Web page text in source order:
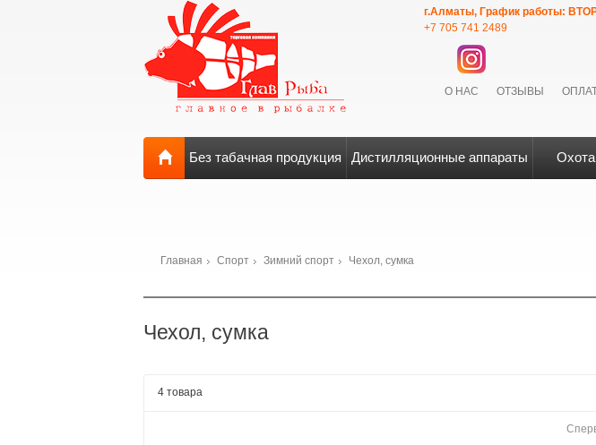
г.Алматы, График работы:
+7 705 741 2489
О НАС ОТЗЫВЫ
Без табачная продукция Дистилляционные аппараты Охота
Главная Спорт Зимний спорт Чехол, сумка
Чехол, сумка
4 товара